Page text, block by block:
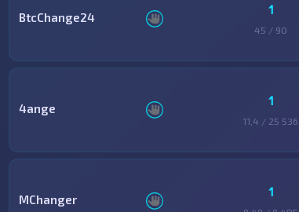
BtcChange24 1
45 / 90
4ange 1
11,4 / 25 536
MChanger 1